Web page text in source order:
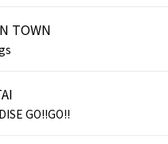
TOWN
GO!!GO!!